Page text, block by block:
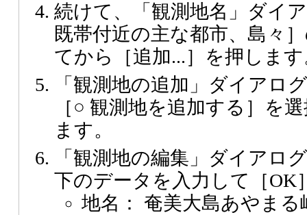
続けて、「観測地名」ダイ
既帯付近の主な都市、島々
てから［追加...］を押しま
「観測地の追加」ダイアロ
［○ 観測地を追加する］を
ます。
「観測地の編集」ダイアロ
下のデータを入力して［OK
地名： 奄美大島あやまる